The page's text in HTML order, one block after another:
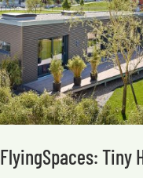
FlyingSpaces: Tiny